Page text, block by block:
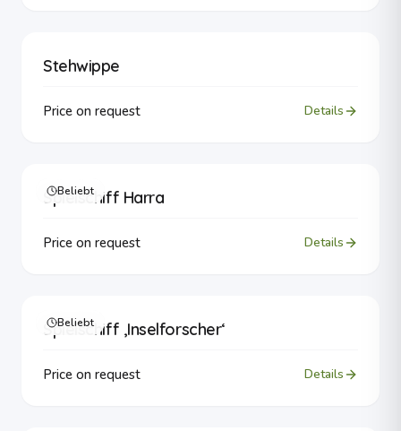
Stehwippe
Price on request Details
Beliebt
Spielschiff Harra
Price on request Details
Beliebt
Spielschiff ‚Inselforscher‘
Price on request Details